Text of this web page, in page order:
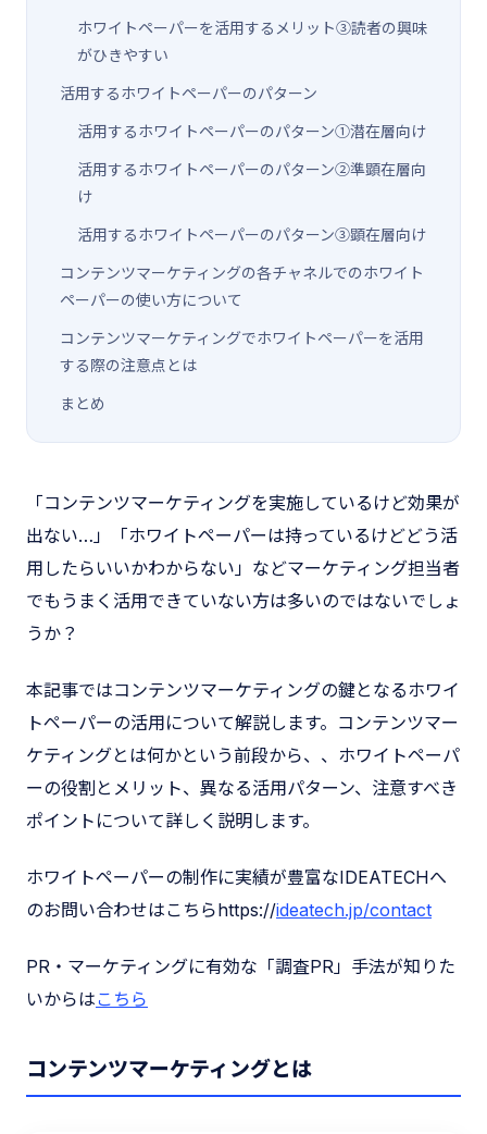
ホワイトペーパーを活用するメリット③読者の興味
がひきやすい
活用するホワイトペーパーのパターン
活用するホワイトペーパーのパターン①潜在層向け
活用するホワイトペーパーのパターン②準顕在層向
け
活用するホワイトペーパーのパターン③顕在層向け
コンテンツマーケティングの各チャネルでのホワイト
ペーパーの使い方について
コンテンツマーケティングでホワイトペーパーを活用
する際の注意点とは
まとめ
「コンテンツマーケティングを実施しているけど効果が
出ない…」「ホワイトペーパーは持っているけどどう活
用したらいいかわからない」などマーケティング担当者
でもうまく活用できていない方は多いのではないでしょ
うか？
本記事ではコンテンツマーケティングの鍵となるホワイ
トペーパーの活用について解説します。コンテンツマー
ケティングとは何かという前段から、、ホワイトペーパ
ーの役割とメリット、異なる活用パターン、注意すべき
ポイントについて詳しく説明します。
ホワイトペーパーの制作に実績が豊富なIDEATECHへ
のお問い合わせはこちらhttps://ideatech.jp/contact
PR・マーケティングに有効な「調査PR」手法が知りた
いからは こちら
コンテンツマーケティングとは